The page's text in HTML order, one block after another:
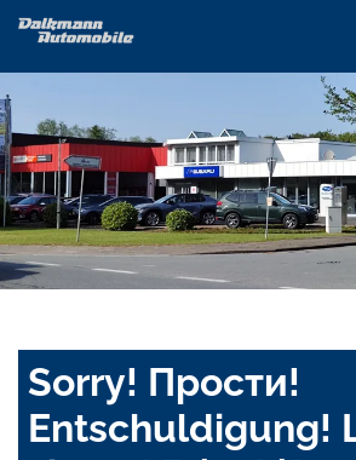
Sorry! Прости!
Entschuldigung!